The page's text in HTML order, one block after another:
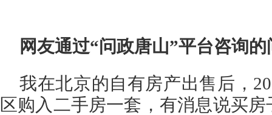
网友通过“问政唐山”平台咨询的
我在北京的自有房产出售后，
区购入二手房一套，有消息说买